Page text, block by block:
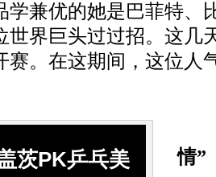
学兼优的她是巴菲特、
世界巨头过过招。这几
赛。在这期间，这位人
茨PK乒乓美
情”